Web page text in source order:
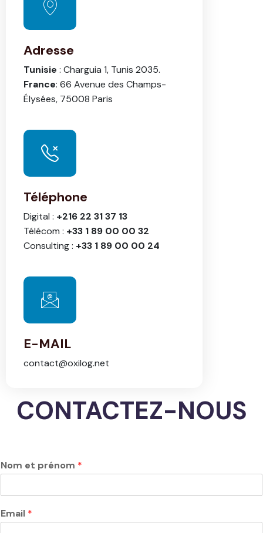
Adresse
Tunisie : Charguia 1, Tunis 2035.
France: 66 Avenue des Champs-
Élysées, 75008 Paris
Téléphone
Digital : +216 22 31 37 13
Télécom : +33 1 89 00 00 32
Consulting : +33 1 89 00 00 24
E-MAIL
contact@oxilog.net
CONTACTEZ-NOUS
N
u
é
o
Nom et prénom *
Email *